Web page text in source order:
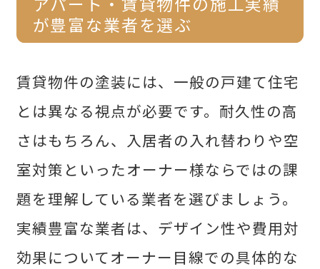
が豊富な業者を選ぶ
賃貸物件の塗装には、一般の戸建て住宅
とは異なる視点が必要です。耐久性の高
さはもちろん、入居者の入れ替わりや空
室対策といったオーナー様ならではの課
題を理解している業者を選びましょう。
実績豊富な業者は、デザイン性や費用対
効果についてオーナー目線での具体的な